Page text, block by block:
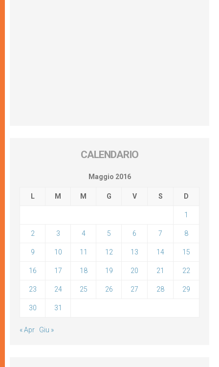
CALENDARIO
Maggio 2016
L M M G V S D
1
2 3 4 5 6 7 8
9 10 11 12 13 14 15
16 17 18 19 20 21 22
23 24 25 26 27 28 29
30 31
« Apr Giu »